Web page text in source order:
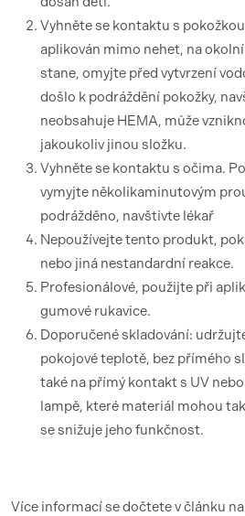
Vyhněte se kontaktu s
aplikován mimo nehet, na
stane, omyjte před vytvrzení
došlo k podráždění pokožky,
neobsahuje HEMA, může
jakoukoliv jinou složku.
Vyhněte se kontaktu s očima.
vymyjte několikaminutovým
podrážděno, navštivte lékař
Nepoužívejte tento produkt,
nebo jiná nestandardní reakce.
Profesionálové, použijte při
gumové rukavice.
Doporučené skladování:
pokojové teplotě, bez přímého
také na přímý kontakt s UV
lampě, které materiál mohou
se snižuje jeho funkčnost.
Více informací se dočtete v článku